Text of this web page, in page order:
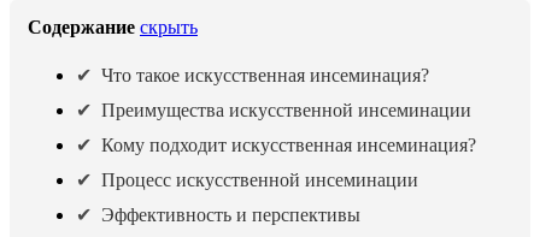
Содержание скрыть
Что такое искусственная инсеминация?
Преимущества искусственной инсеминации
Кому подходит искусственная инсеминация?
Процесс искусственной инсеминации
Эффективность и перспективы